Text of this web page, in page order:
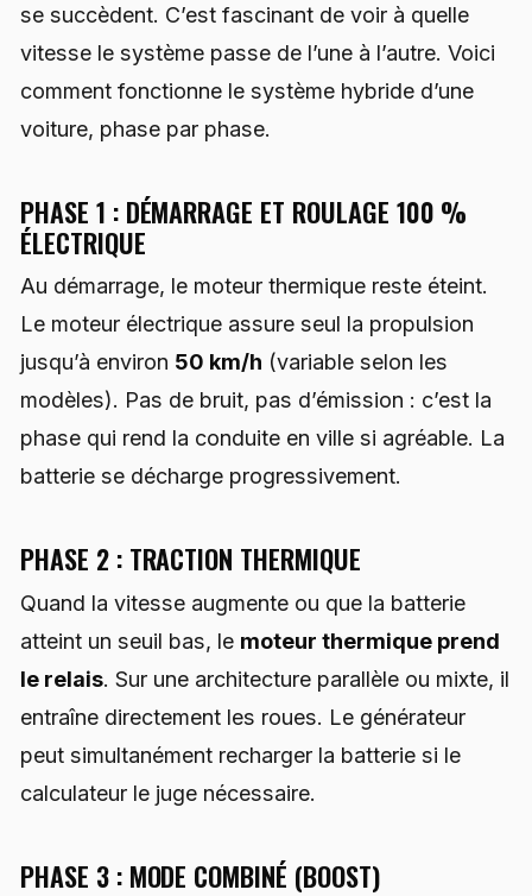
se succèdent. C’est fascinant de voir à quelle
vitesse le système passe de l’une à l’autre. Voici
comment fonctionne le système hybride d’une
voiture, phase par phase.
PHASE 1 : DÉMARRAGE ET ROULAGE 100 %
ÉLECTRIQUE
Au démarrage, le moteur thermique reste éteint.
Le moteur électrique assure seul la propulsion
jusqu’à environ 50 km/h (variable selon les
modèles). Pas de bruit, pas d’émission : c’est la
phase qui rend la conduite en ville si agréable. La
batterie se décharge progressivement.
PHASE 2 : TRACTION THERMIQUE
Quand la vitesse augmente ou que la batterie
atteint un seuil bas, le moteur thermique prend
le relais. Sur une architecture parallèle ou mixte, il
entraîne directement les roues. Le générateur
peut simultanément recharger la batterie si le
calculateur le juge nécessaire.
PHASE 3 : MODE COMBINÉ (BOOST)